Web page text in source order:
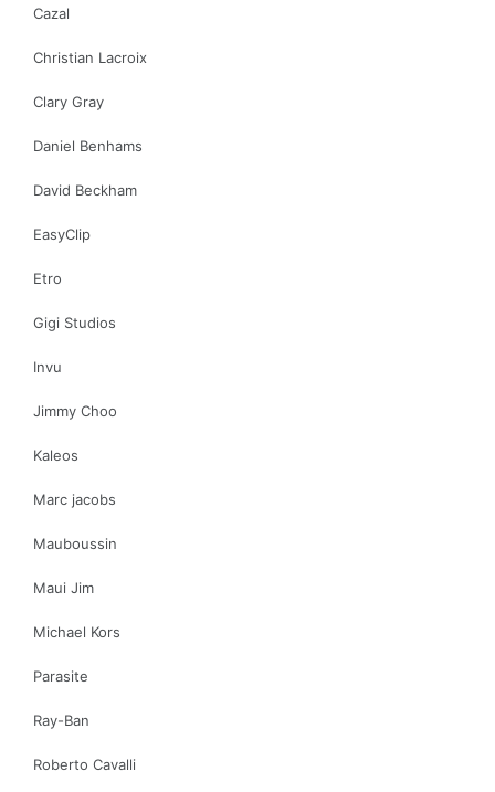
Cazal
Christian Lacroix
Clary Gray
Daniel Benhams
David Beckham
EasyClip
Etro
Gigi Studios
Invu
Jimmy Choo
Kaleos
Marc jacobs
Mauboussin
Maui Jim
Michael Kors
Parasite
Ray-Ban
Roberto Cavalli